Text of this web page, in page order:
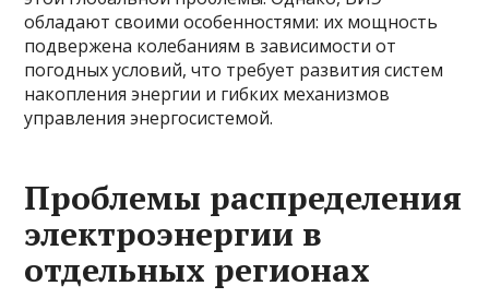
обладают своими особенностями: их мощность
подвержена колебаниям в зависимости от
погодных условий, что требует развития систем
накопления энергии и гибких механизмов
управления энергосистемой.
Проблемы распределения
электроэнергии в
отдельных регионах